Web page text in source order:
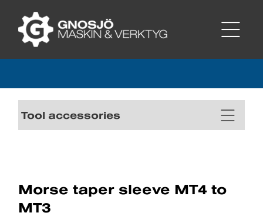
Tool accessories
Morse taper sleeve MT4 to
MT3